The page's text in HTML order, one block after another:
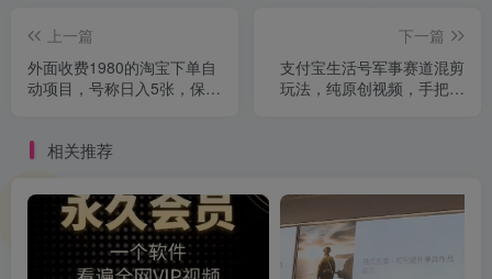
上一篇
外面收费1980的淘宝下单自
动项目，号称日入5张，保姆
下一篇
支付宝生活号军事赛道混剪
玩法，纯原创视频，手把手
相关推荐